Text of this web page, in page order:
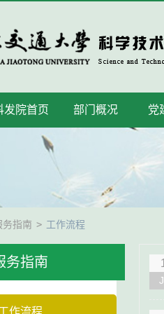
发院首页 部门概况 党
务指南 > 工作流程
务指南
作流程